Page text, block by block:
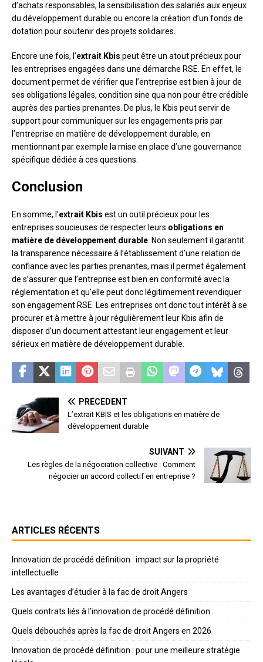
d’achats responsables, la sensibilisation des salariés aux enjeux
du développement durable ou encore la création d’un fonds de
dotation pour soutenir des projets solidaires.
Encore une fois, l’extrait Kbis peut être un atout précieux pour
les entreprises engagées dans une démarche RSE. En effet, le
document permet de vérifier que l’entreprise est bien à jour de
ses obligations légales, condition sine qua non pour être crédible
auprès des parties prenantes. De plus, le Kbis peut servir de
support pour communiquer sur les engagements pris par
l’entreprise en matière de développement durable, en
mentionnant par exemple la mise en place d’une gouvernance
spécifique dédiée à ces questions.
Conclusion
En somme, l’extrait Kbis est un outil précieux pour les
entreprises soucieuses de respecter leurs obligations en
matière de développement durable . Non seulement il garantit
la transparence nécessaire à l’établissement d’une relation de
confiance avec les parties prenantes, mais il permet également
de s’assurer que l’entreprise est bien en conformité avec la
réglementation et qu’elle peut donc légitimement revendiquer
son engagement RSE. Les entreprises ont donc tout intérêt à se
procurer et à mettre à jour régulièrement leur Kbis afin de
disposer d’un document attestant leur engagement et leur
sérieux en matière de développement durable.
PRÉCÉDENT
L’extrait KBIS et les obligations en matière de
développement durable
SUIVANT
Les règles de la négociation collective : Comment
négocier un accord collectif en entreprise ?
ARTICLES RÉCENTS
Innovation de procédé définition : impact sur la propriété
intellectuelle
Les avantages d’étudier à la fac de droit Angers
Quels contrats liés à l’innovation de procédé définition
Quels débouchés après la fac de droit Angers en 2026
Innovation de procédé définition : pour une meilleure stratégie